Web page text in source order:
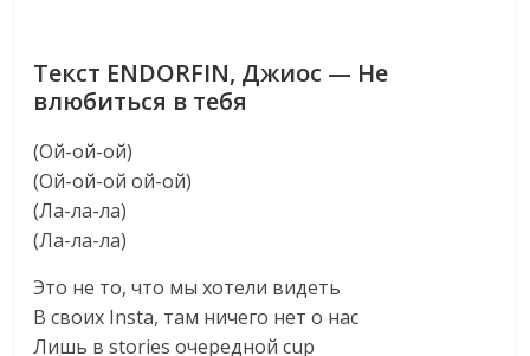
Текст ENDORFIN, Джиос — Не
влюбиться в тебя
(Ой-ой-ой)
(Ой-ой-ой ой-ой)
(Ла-ла-ла)
(Ла-ла-ла)
Это не то, что мы хотели видеть
В своих Insta, там ничего нет о нас
Лишь в stories очередной cup